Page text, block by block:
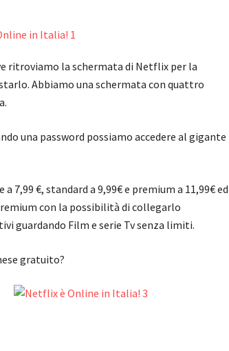
ritroviamo la schermata di Netflix per la
Abbiamo una schermata con quattro
una password possiamo accedere al gigante
7,99 €, standard a 9,99€ e premium a 11,99€ ed
con la possibilità di collegarlo
guardando Film e serie Tv senza limiti.
gratuito?